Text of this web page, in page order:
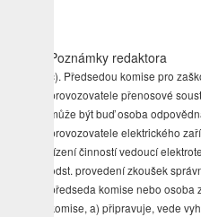
Poznámky redaktora
c). Předsedou komise pro
provozovatele přenosové
může být buď osoba
provozovatele elektrického
řízení činností vedoucí
odst. provedení zkoušek
předseda komise nebo osoba
komise, a) připravuje, vede